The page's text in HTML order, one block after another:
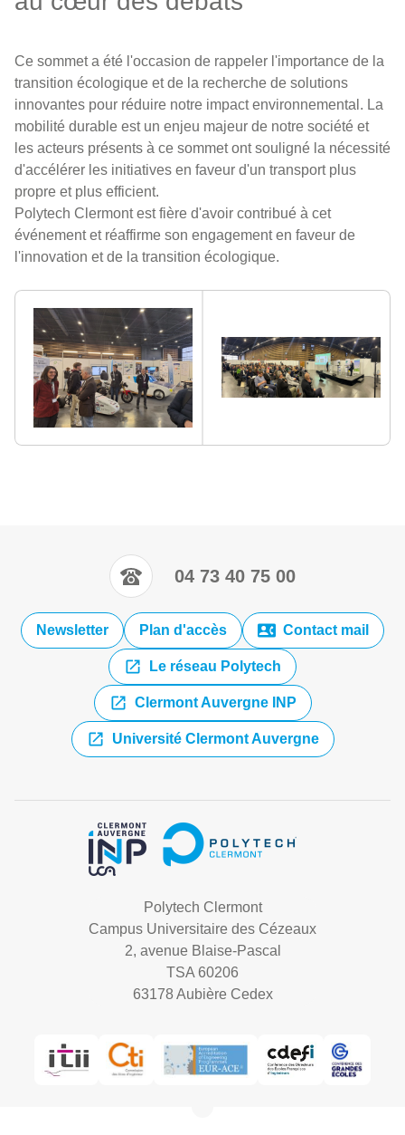
Ce sommet a été l'occasion de rappeler l'importance de la
transition écologique et de la recherche de solutions
innovantes pour réduire notre impact environnemental. La
mobilité durable est un enjeu majeur de notre société et
les acteurs présents à ce sommet ont souligné la nécessité
d'accélérer les initiatives en faveur d'un transport plus
propre et plus efficient.
Polytech Clermont est fière d'avoir contribué à cet
événement et réaffirme son engagement en faveur de
l'innovation et de la transition écologique.
04 73 40 75 00
Newsletter Plan d'accès Contact mail
Le réseau Polytech
Clermont Auvergne INP
Université Clermont Auvergne
Polytech Clermont
Campus Universitaire des Cézeaux
2, avenue Blaise-Pascal
TSA 60206
63178 Aubière Cedex